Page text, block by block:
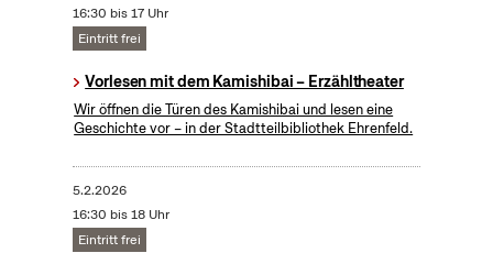
16:30 bis 17 Uhr
Eintritt frei
Vorlesen mit dem Kamishibai – Erzähltheater
Wir öffnen die Türen des Kamishibai und lesen eine
Geschichte vor – in der Stadtteilbibliothek Ehrenfeld.
5.2.2026
16:30 bis 18 Uhr
Eintritt frei